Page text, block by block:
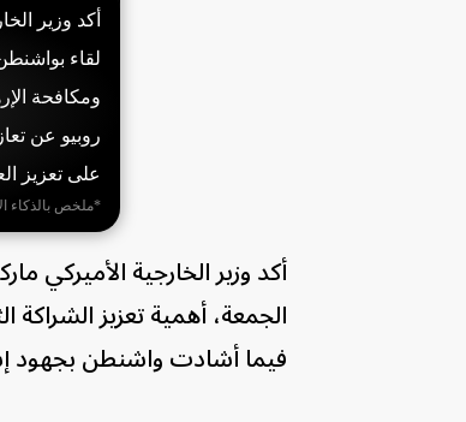
أكد وزير
لقاء
ومكافحة
روبيو عن
على تعزيز
*ملخص بالذكاء
أكد وزير الخارجية الأميركي
الجمعة، أهمية تعزيز
فيما أشادت واشنطن بجهود